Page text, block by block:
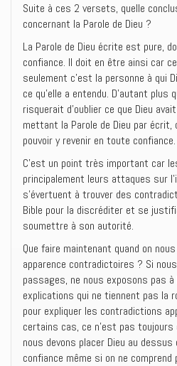
Suite à ces 2 versets, quelle
concernant la Parole de Dieu ?
La Parole de Dieu écrite est pure,
confiance. Il doit en être ainsi car
seulement c’est la personne à qui
ce qu’elle a entendu. D’autant plus
risquerait d’oublier ce que Dieu
mettant la Parole de Dieu par
pouvoir y revenir en toute confiance.
C’est un point très important car
principalement leurs attaques sur
s’évertuent à trouver des
Bible pour la discréditer et se
soumettre à son autorité.
Que faire maintenant quand on
apparence contradictoires ? Si
passages, ne nous exposons pas
explications qui ne tiennent pas la
pour expliquer les contradictions
certains cas, ce n’est pas
nous devons placer Dieu au
confiance même si on ne